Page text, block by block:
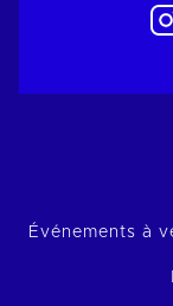
Événements à